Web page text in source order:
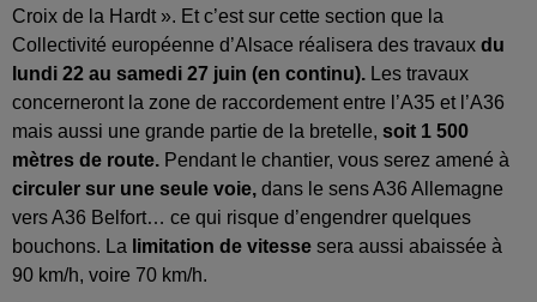
Croix de la Hardt ». Et c’est sur cette section que la
Collectivité européenne d’Alsace réalisera des travaux du
lundi 22 au samedi 27 juin (en continu). Les travaux
concerneront la zone de raccordement entre l’A35 et l’A36
mais aussi une grande partie de la bretelle, soit 1 500
mètres de route. Pendant le chantier, vous serez amené à
circuler sur une seule voie, dans le sens A36 Allemagne
vers A36 Belfort… ce qui risque d’engendrer quelques
bouchons. La limitation de vitesse sera aussi abaissée à
90 km/h, voire 70 km/h.